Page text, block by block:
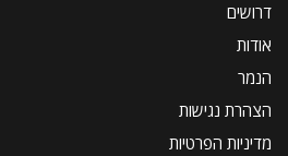
דרושים
אודות
הנמר
הצהרת נגישות
מדיניות הפרטיות